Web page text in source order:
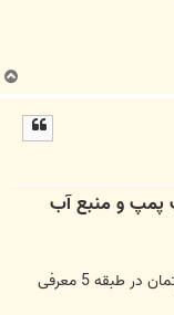
ب
ا
میشه یه برند مناسب برای خرید پمپ آب برای یه آپارتمان در طبقه 5 معرفی